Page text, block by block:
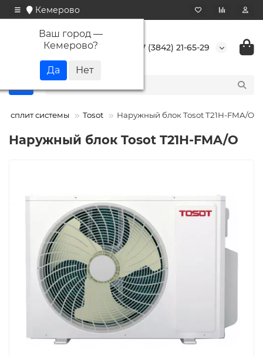
Кемерово
Ваш город —
Кемерово? +7 (3842) 21-65-29
сплит системы Tosot Наружный блок Tosot T21H-FMA/O
Наружный блок Tosot T21H-FMA/O